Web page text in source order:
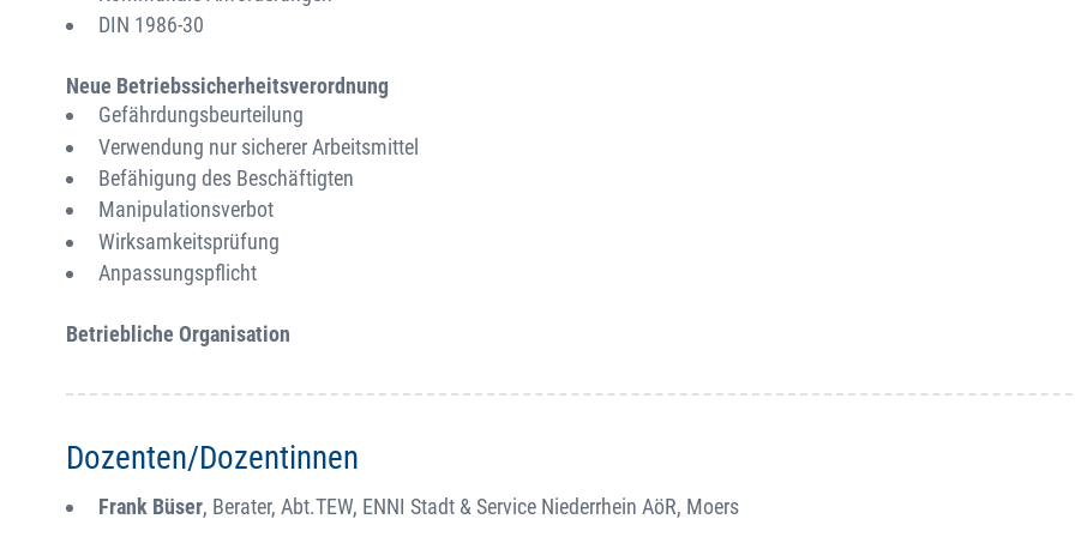
DIN 1986-30
Neue Betriebssicherheitsverordnung
Gefährdungsbeurteilung
Verwendung nur sicherer Arbeitsmittel
Befähigung des Beschäftigten
Manipulationsverbot
Wirksamkeitsprüfung
Anpassungspflicht
Betriebliche Organisation
Dozenten/Dozentinnen
Frank Büser, Berater, Abt.TEW, ENNI Stadt & Service Niederrhein AöR, Moers